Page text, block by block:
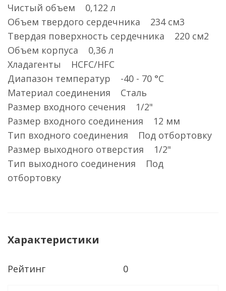
Чистый объем 0,122 л
Объем твердого сердечника 234 см3
Твердая поверхность сердечника 220 см2
Объем корпуса 0,36 л
Хладагенты HCFC/HFC
Диапазон температур -40 - 70 °C
Материал соединения Сталь
Размер входного сечения 1/2"
Размер входного соединения 12 мм
Тип входного соединения Под отбортовку
Размер выходного отверстия 1/2"
Тип выходного соединения Под
отбортовку
Характеристики
Рейтинг 0